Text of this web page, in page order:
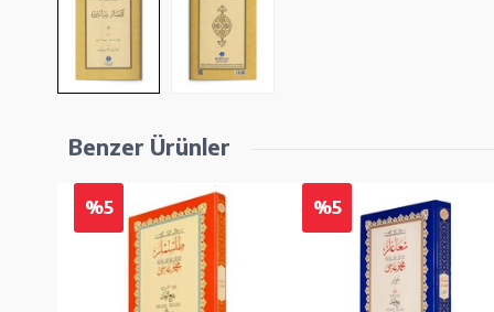
Benzer Ürünler
%5 %5